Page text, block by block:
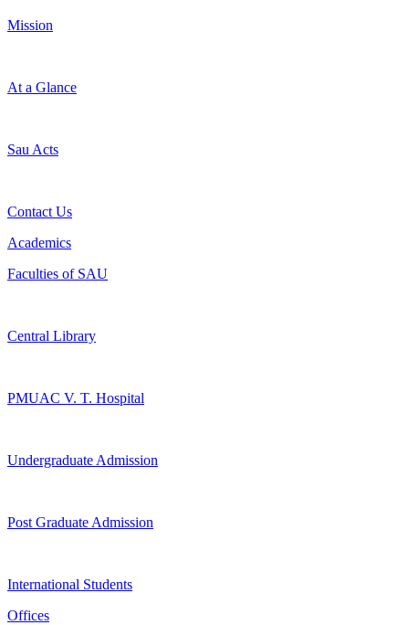
Mission
At a Glance
Sau Acts
Contact Us
Academics
Faculties of SAU
Central Library
PMUAC V. T. Hospital
Undergraduate Admission
Post Graduate Admission
International Students
Offices